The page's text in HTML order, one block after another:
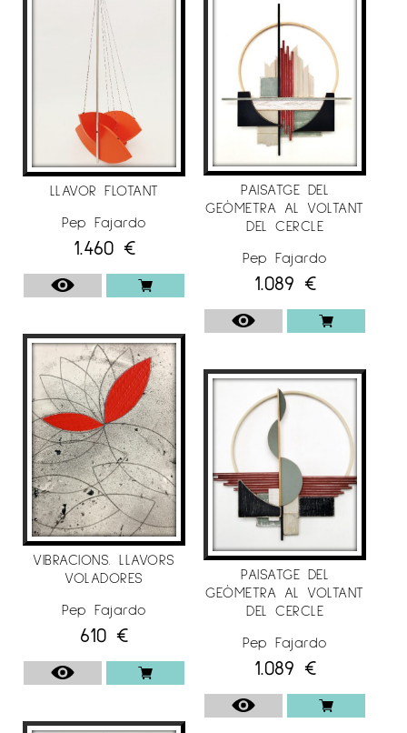
LLAVOR FLOTANT
Pep Fajardo
1.460 €
VIBRACIONS. LLAVORS
VOLADORES
Pep Fajardo
610 €
PAISATGE DEL
GEÒMETRA AL VOLTANT
DEL CERCLE
Pep Fajardo
1.089 €
PAISATGE DEL
GEÒMETRA AL VOLTANT
DEL CERCLE
Pep Fajardo
1.089 €